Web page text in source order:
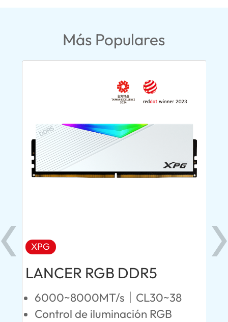
Más Populares
XPG
LANCER RGB DDR5
6000~8000MT/s｜CL30~38
Control de iluminación RGB